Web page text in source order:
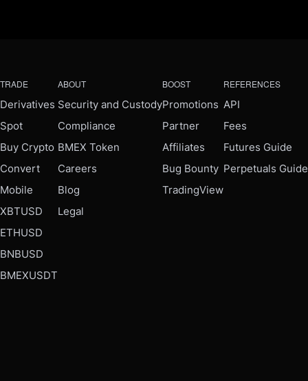
TRADE
Derivatives
Spot
Buy Crypto
Convert
Mobile
XBTUSD
ETHUSD
BNBUSD
BMEXUSDT
ABOUT
Security and Custody
Compliance
BMEX Token
Careers
Blog
Legal
BOOST
Promotions
Partner
Affiliates
Bug Bounty
TradingView
REFERENCES
API
Fees
Futures Guide
Perpetuals Guide